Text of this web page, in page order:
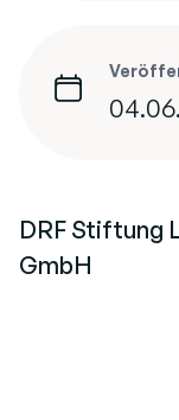
DRF Stiftung
GmbH